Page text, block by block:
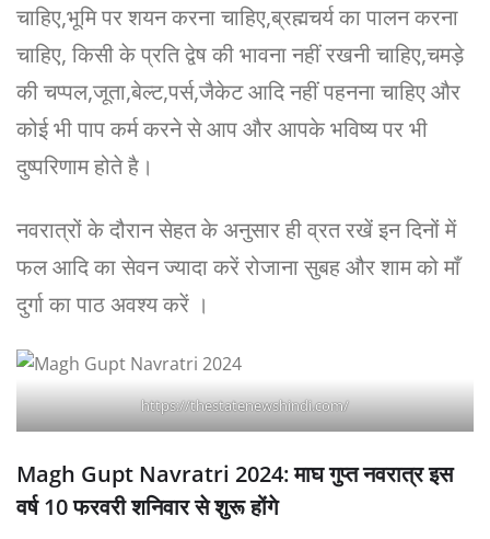
चाहिए,भूमि पर शयन करना चाहिए,ब्रह्मचर्य का पालन करना
चाहिए, किसी के प्रति द्वेष की भावना नहीं रखनी चाहिए,चमड़े
की चप्पल,जूता,बेल्ट,पर्स,जैकेट आदि नहीं पहनना चाहिए और
कोई भी पाप कर्म करने से आप और आपके भविष्य पर भी
दुष्परिणाम होते है।
नवरात्रों के दौरान सेहत के अनुसार ही व्रत रखें इन दिनों में
फल आदि का सेवन ज्यादा करें रोजाना सुबह और शाम को माँ
दुर्गा का पाठ अवश्य करें ।
https://thestatenewshindi.com/
Magh Gupt Navratri 2024: माघ गुप्त नवरात्र इस
वर्ष 10 फरवरी शनिवार से शुरू होंगे